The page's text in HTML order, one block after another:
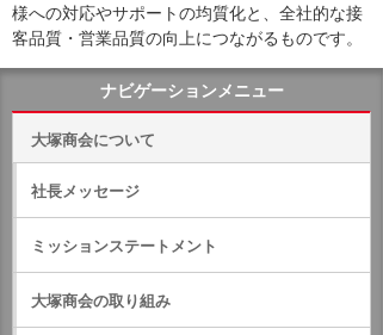
様への対応やサポートの均質化と、全社的な接
客品質・営業品質の向上につながるものです。
ナビゲーションメニュー
大塚商会について
社長メッセージ
ミッションステートメント
大塚商会の取り組み